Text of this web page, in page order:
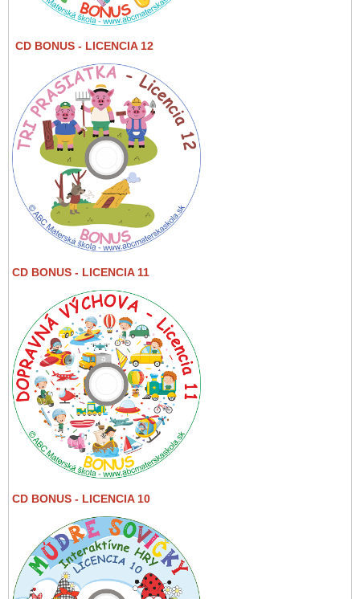
CD BONUS - LICENCIA 12
CD BONUS - LICENCIA 11
CD BONUS - LICENCIA 10